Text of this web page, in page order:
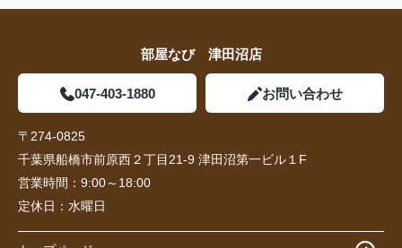
部屋なび 津田沼店
047-403-1880 お問い合わせ
〒274-0825
千葉県船橋市前原西２丁目21-9 津田沼第一ビル１F
営業時間： 9:00～18:00
定休日： 水曜日